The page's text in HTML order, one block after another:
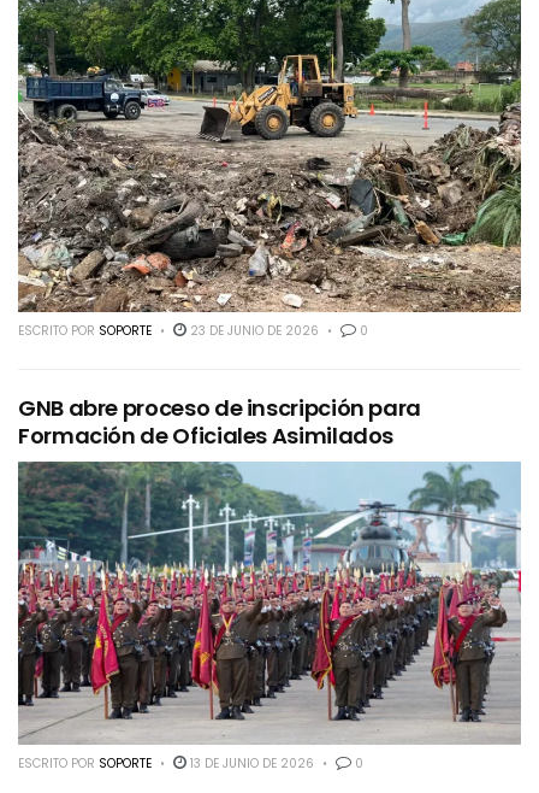
ESCRITO POR SOPORTE 23 DE JUNIO DE 2026 0
GNB abre proceso de inscripción para
Formación de Oficiales Asimilados
ESCRITO POR SOPORTE 13 DE JUNIO DE 2026 0